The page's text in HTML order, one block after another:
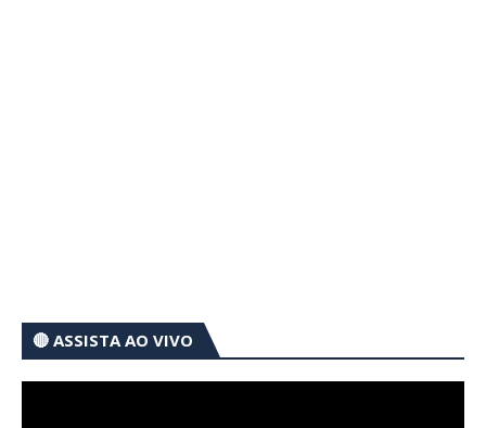
🔴 ASSISTA AO VIVO